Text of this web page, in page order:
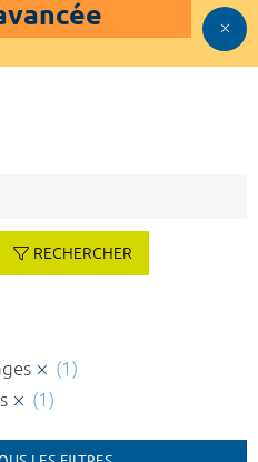
RECHERCHER
(1)
(1)